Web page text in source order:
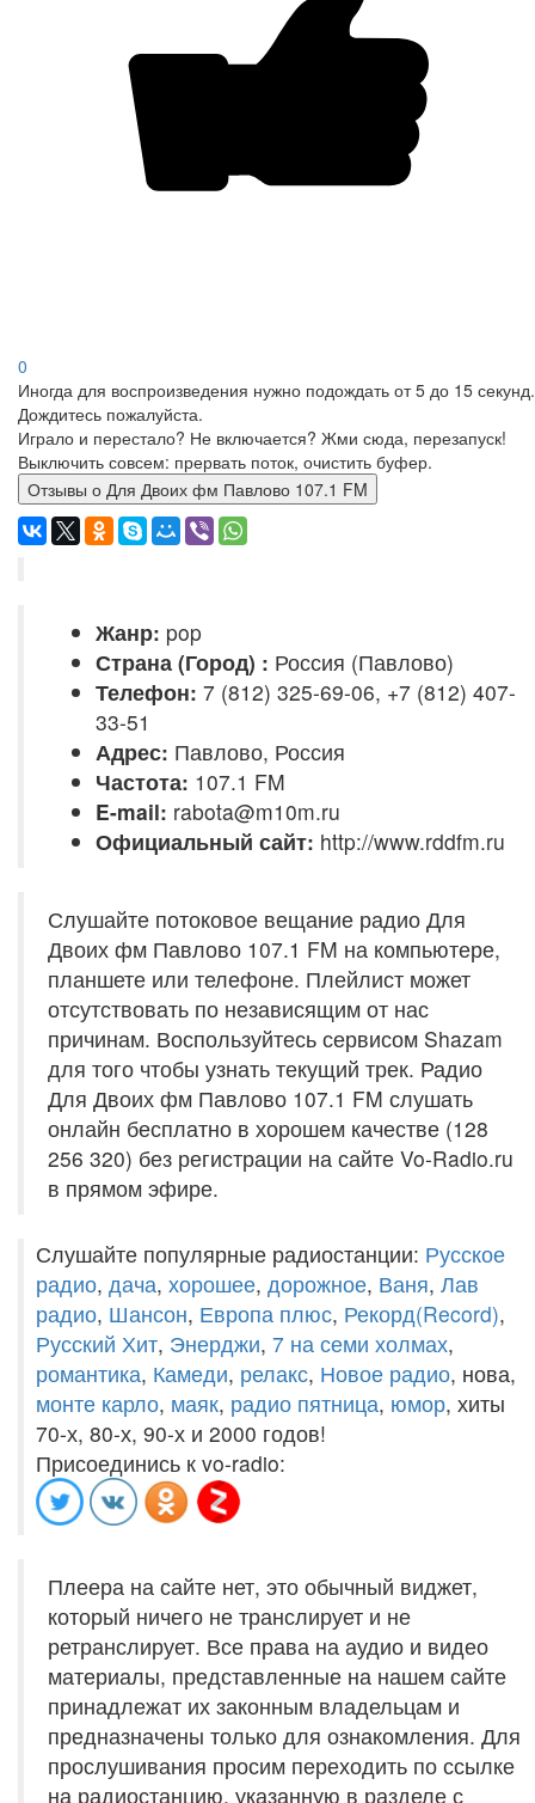
0
Иногда для воспроизведения нужно подождать от 5 до 15 секунд.
Дождитесь пожалуйста.
Играло и перестало? Не включается? Жми сюда, перезапуск!
Выключить совсем: прервать поток, очистить буфер.
Отзывы о Для Двоих фм Павлово 107.1 FM
Жанр: pop
Страна (Город) : Россия (Павлово)
Телефон: 7 (812) 325-69-06, +7 (812) 407-
33-51
Адрес: Павлово, Россия
Частота: 107.1 FM
E-mail: rabota@m10m.ru
Официальный сайт: http://www.rddfm.ru
Слушайте потоковое вещание радио Для
Двоих фм Павлово 107.1 FM на компьютере,
планшете или телефоне. Плейлист может
отсутствовать по независящим от нас
причинам. Воспользуйтесь сервисом Shazam
для того чтобы узнать текущий трек. Радио
Для Двоих фм Павлово 107.1 FM слушать
онлайн бесплатно в хорошем качестве (128
256 320) без регистрации на сайте Vo-Radio.ru
в прямом эфире.
Слушайте популярные радиостанции: Русское
радио, дача, хорошее, дорожное, Ваня, Лав
радио, Шансон, Европа плюс, Рекорд(Record),
Русский Хит, Энерджи, 7 на семи холмах,
романтика, Камеди, релакс, Новое радио, нова,
монте карло, маяк, радио пятница, юмор, хиты
70-х, 80-х, 90-х и 2000 годов!
Присоединись к vo-radio:
Плеера на сайте нет, это обычный виджет,
который ничего не транслирует и не
ретранслирует. Все права на аудио и видео
материалы, представленные на нашем сайте
принадлежат их законным владельцам и
предназначены только для ознакомления. Для
прослушивания просим переходить по ссылке
на радиостанцию, указанную в разделе с